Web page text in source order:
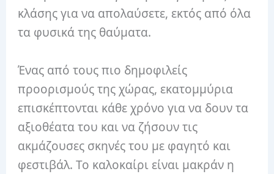
κλάσης για να απολαύσετε, εκτός από όλα
τα φυσικά της θαύματα.
Ένας από τους πιο δημοφιλείς
προορισμούς της χώρας, εκατομμύρια
επισκέπτονται κάθε χρόνο για να δουν τα
αξιοθέατα του και να ζήσουν τις
ακμάζουσες σκηνές του με φαγητό και
φεστιβάλ. Το καλοκαίρι είναι μακράν η